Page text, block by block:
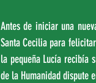
Antes de iniciar una
Santa Cecilia para
la pequeña Lucía recibía
de la Humanidad dispute